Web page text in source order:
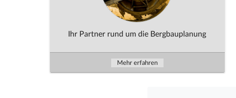
Ihr Partner rund um die Bergbauplanung
Mehr erfahren